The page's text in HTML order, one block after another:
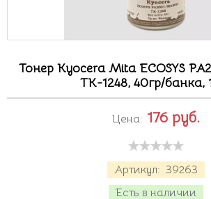
Тонер Kyocera Mita ECOSYS
TK-1248, 40гр/банка,
Артикул: 39263
Есть в наличии
Цена: 176 руб.